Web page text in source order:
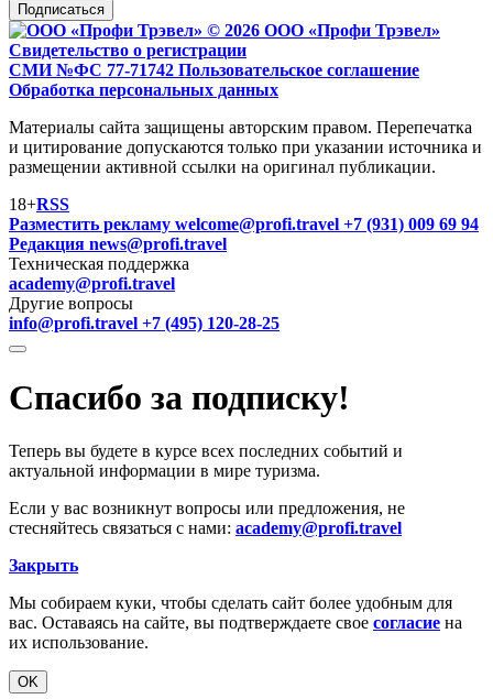
Подписаться
© 2026 ООО «Профи Трэвeл»
Свидетельство о регистрации
СМИ №ФС 77-71742 Пользовательское соглашение
Обработка персональных данных
Материалы сайта защищены авторским правом. Перепечатка
и цитирование допускаются только при указании источника и
размещении активной ссылки на оригинал публикации.
18+RSS
Разместить рекламу welcome@profi.travel +7 (931) 009 69 94
Редакция news@profi.travel
Техническая поддержка
academy@profi.travel
Другие вопросы
info@profi.travel +7 (495) 120-28-25
Спасибо за подписку!
Теперь вы будете в курсе всех последних событий и
актуальной информации в мире туризма.
Если у вас возникнут вопросы или предложения, не
стесняйтесь связаться с нами: academy@profi.travel
Закрыть
Мы собираем куки, чтобы сделать сайт более удобным для
вас. Оставаясь на сайте, вы подтверждаете свое согласие на
их использование.
OK